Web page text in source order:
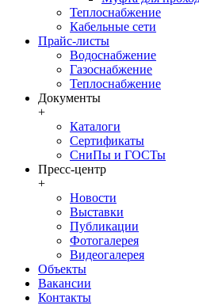
Теплоснабжение
Кабельные сети
Прайс-листы
Водоснабжение
Газоснабжение
Теплоснабжение
Документы
+
Каталоги
Сертификаты
СниПы и ГОСТы
Пресс-центр
+
Новости
Выставки
Публикации
Фотогалерея
Видеогалерея
Объекты
Вакансии
Контакты